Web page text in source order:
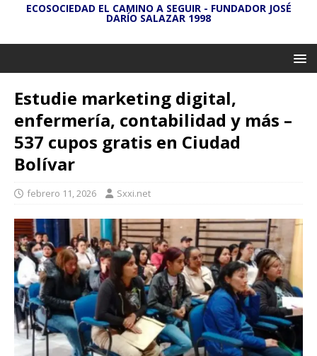
ECOSOCIEDAD EL CAMINO A SEGUIR - FUNDADOR JOSÉ
DARÍO SALAZAR 1998
Estudie marketing digital,
enfermería, contabilidad y más –
537 cupos gratis en Ciudad
Bolívar
febrero 11, 2026 Sxxi.net